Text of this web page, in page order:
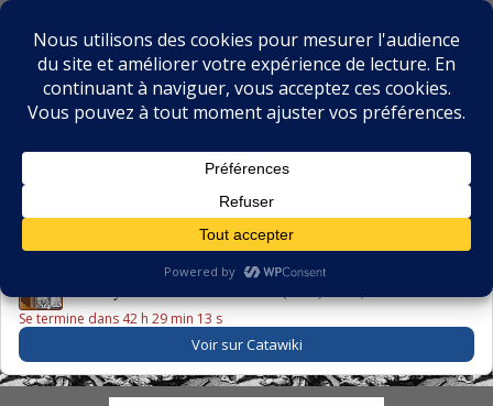
BIBLIOPHILIE.COM
LE BLOG DU BIBLIOPHILE, DES BIBLIOPHILES, DE LA
LE LIVRE DU JOUR
Se termine dans 42 h 29 min 12 s
Voir sur Catawiki